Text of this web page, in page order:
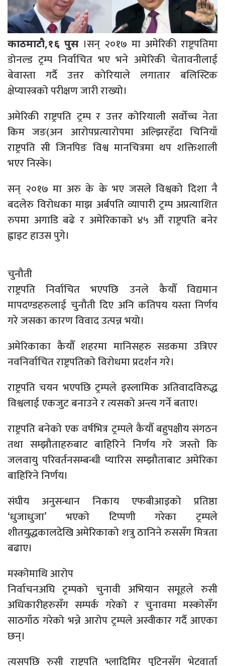
काठमाटौ,१६ पुस।सन् २०१७ मा अमेरिकी राष्ट्रपतिमा
डोनल्ड ट्रम्प निर्वाचित भए भने अमेरिकी चेतावनीलाई
बेवास्ता गर्दै उत्तर कोरियाले लगातार बलिस्टिक
क्षेप्यास्त्रको परीक्षण जारी राख्यो।
अमेरिकी राष्ट्रपति ट्रम्प र उत्तर कोरियाली सर्वोच्च नेता
किम जङ(अन आरोपप्रत्यारोपमा अल्झिरहँदा चिनियाँ
राष्ट्रपति सी जिनपिङ विश्व मानचित्रमा थप शक्तिशाली
भएर निस्के।
सन् २०१७ मा अरु के के भए जसले विश्वको दिशा नै
बदलेरु विरोधका माझ अर्बपति व्यापारी ट्रम्प अप्रत्याशित
रुपमा अगाडि बढे र अमेरिकाको ४५ औं राष्ट्रपति बनेर
ह्वाइट हाउस पुगे।
चुनौती
राष्ट्रपति निर्वाचित भएपछि उनले कैयौँ विद्यमान
मापदण्डहरुलाई चुनौती दिए अनि कतिपय यस्ता निर्णय
गरे जसका कारण विवाद उत्पन्न भयो।
अमेरिकाका कैयौँ शहरमा मानिसहरु सडकमा उत्रिएर
नवनिर्वाचित राष्ट्रपतिको विरोधमा प्रदर्शन गरे।
राष्ट्रपति चयन भएपछि ट्रम्पले इस्लामिक अतिवादविरुद्ध
विश्वलाई एकजुट बनाउने र त्यसको अन्त्य गर्ने बताए।
राष्ट्रपति बनेको एक वर्षभित्र ट्रम्पले कैयौँ बहुपक्षीय संगठन
तथा सम्झौताहरुबाट बाहिरिने निर्णय गरे जस्तो कि
जलवायु परिवर्तनसम्बन्धी प्यारिस सम्झौताबाट अमेरिका
बाहिरिने निर्णय।
संघीय अनुसन्धान निकाय एफबीआइको प्रतिष्ठा
‘धुजाधुजा’ भएको टिप्पणी गरेका ट्रम्पले
शीतयुद्धकालदेखि अमेरिकाको शत्रु ठानिने रुससँग मित्रता
बढाए।
मस्कोमाथि आरोप
निर्वाचनअघि ट्रम्पको चुनावी अभियान समूहले रुसी
अधिकारीहरुसँग सम्पर्क गरेको र चुनावमा मस्कोसँग
साठगाँठ गरेको भन्ने आरोप ट्रम्पले अस्वीकार गर्दै आएका
छन्।
त्यसपछि रुसी राष्ट्रपति भ्लादिमिर पुटिनसँग भेटवार्ता